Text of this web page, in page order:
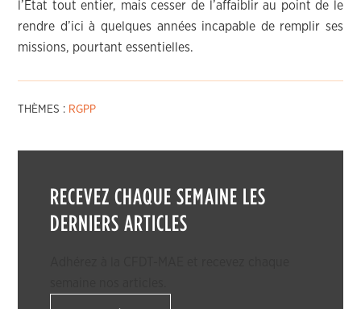
l’Etat tout entier, mais cesser de l’affaiblir au point de le
rendre d’ici à quelques années incapable de remplir ses
missions, pourtant essentielles.
THÈMES : RGPP
RECEVEZ CHAQUE SEMAINE LES
DERNIERS ARTICLES